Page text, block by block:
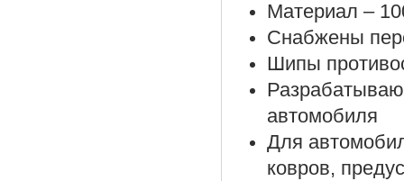
Материал –
Снабжены
Шипы
автомобиля
Для
ковров,